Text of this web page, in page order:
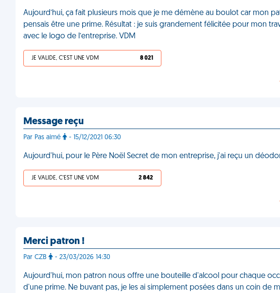
Aujourd’hui, ça fait plusieurs mois que je me démène au boulot car mon
pensais être une prime. Résultat : je suis grandement félicitée pour mon
avec le logo de l’entreprise. VDM
JE VALIDE, C'EST UNE VDM 8 021
Message reçu
Par Pas aimé - 15/12/2021 06:30
Aujourd'hui, pour le Père Noël Secret de mon entreprise, j'ai reçu un
JE VALIDE, C'EST UNE VDM 2 842
Merci patron !
Par CZB - 23/03/2026 14:30
Aujourd'hui, mon patron nous offre une bouteille d'alcool pour chaque
d'une prime. Ne buvant pas, je les ai simplement posées dans un coin de